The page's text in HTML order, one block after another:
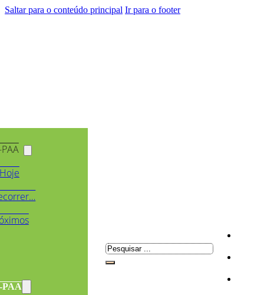
Saltar para o conteúdo principal Ir para o footer
PAA
Pesquisar